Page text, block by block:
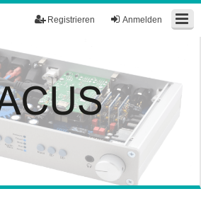
Anmelden
Registrieren